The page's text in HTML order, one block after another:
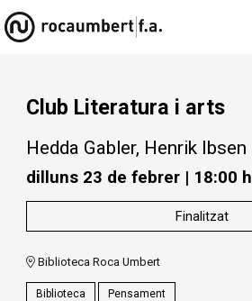
Club Literatura i arts
Hedda Gabler, Henrik Ibsen
dilluns 23 de febrer | 18:00 h
Finalitzat
Biblioteca Roca Umbert
Biblioteca Pensament